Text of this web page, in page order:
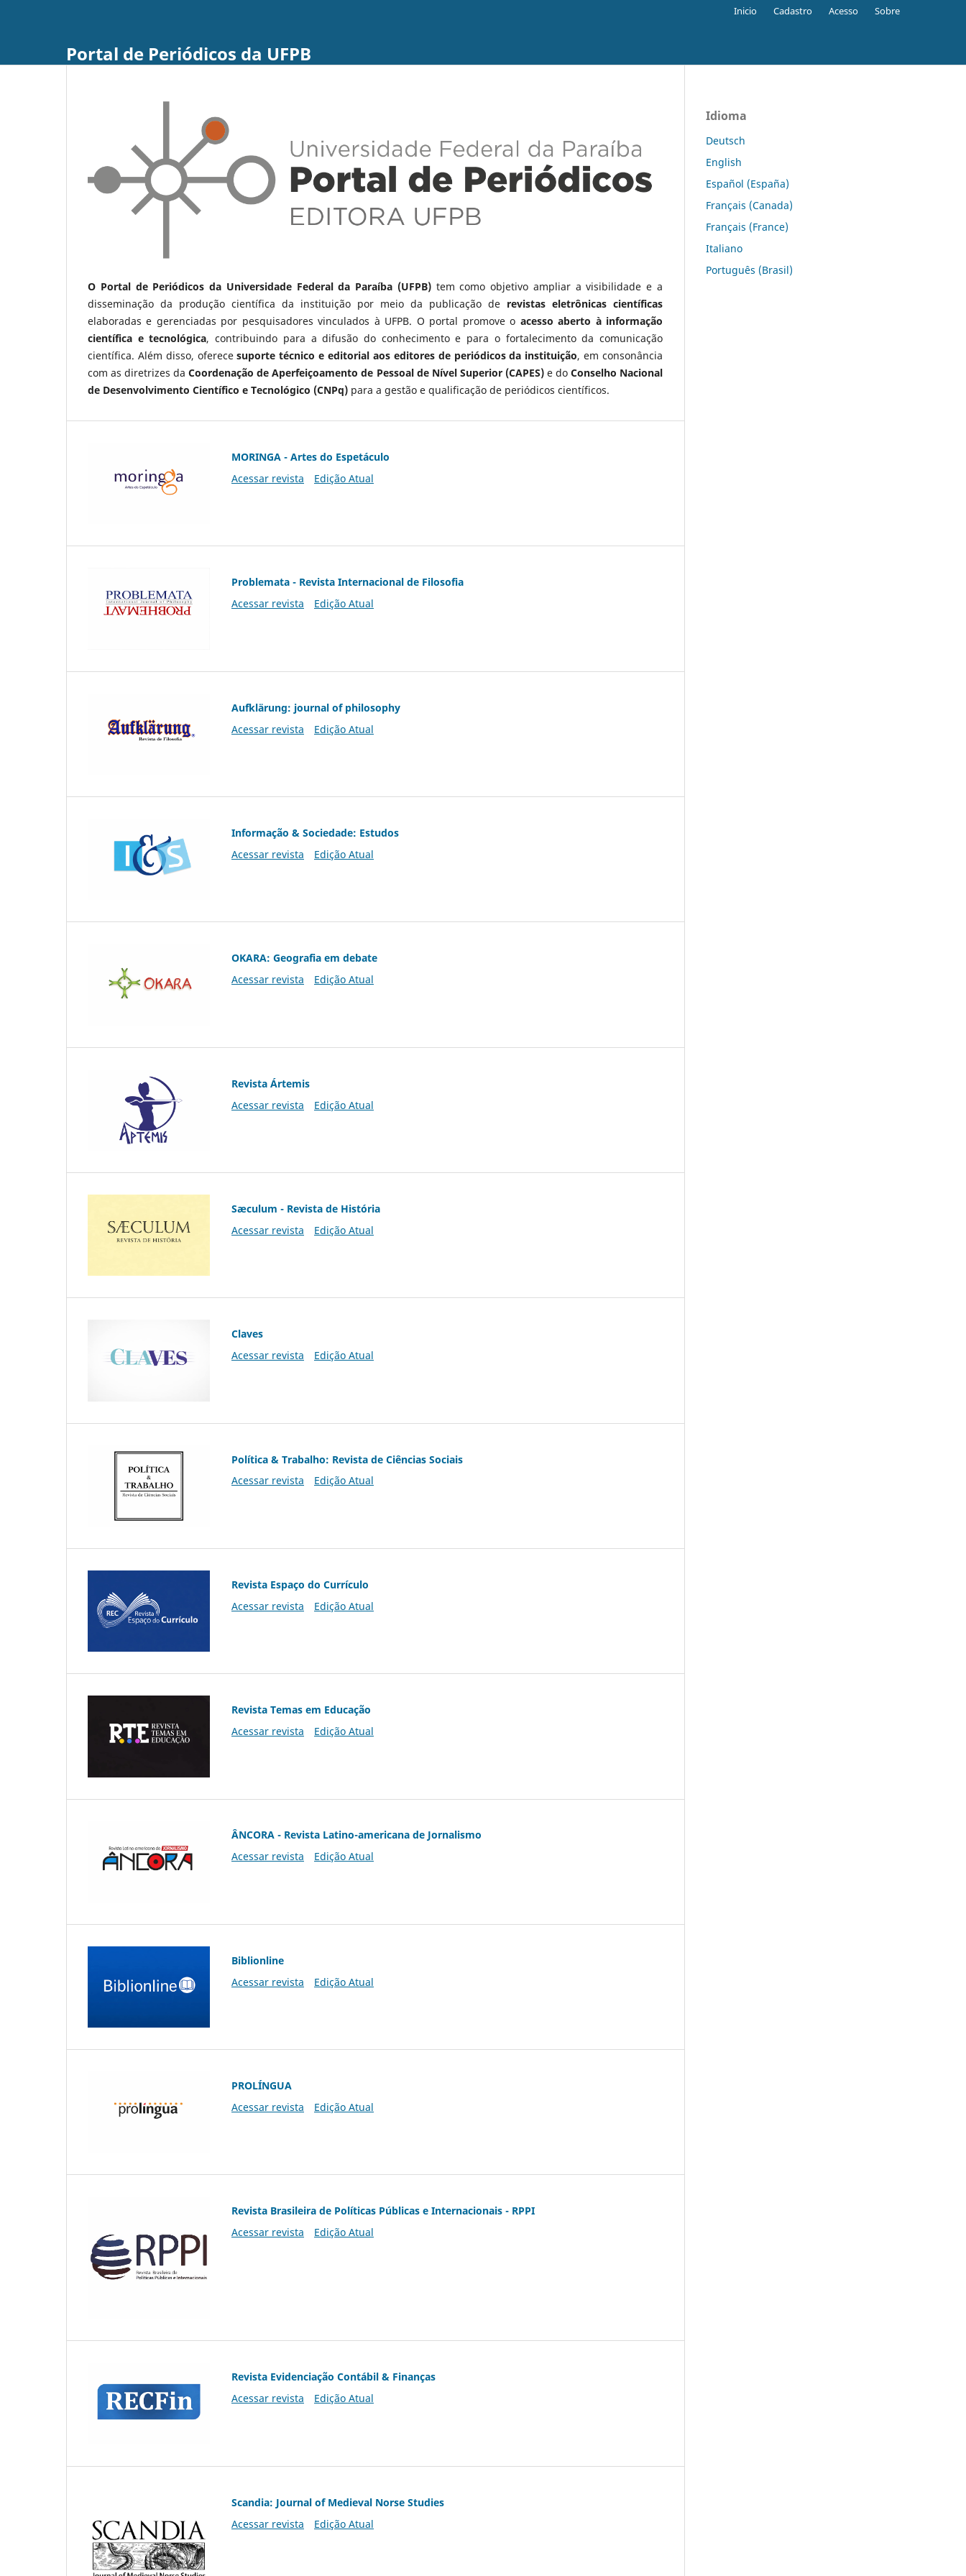
Portal de Periódicos da UFPB
Inicio Cadastro Acesso Sobre
O Portal de Periódicos da Universidade Federal da Paraíba (UFPB)tem como objetivo ampliar a visibilidade e a
disseminação da produção científica da instituição por meio da publicação de revistas eletrônicas científicas
elaboradas e gerenciadas por pesquisadores vinculados à UFPB. O portal promove o acesso aberto à informação
científica e tecnológica, contribuindo para a difusão do conhecimento e para o fortalecimento da comunicação
científica. Além disso, oferecesuporte técnico e editorial aos editores de periódicos da instituição, em consonância
com as diretrizes daCoordenação de Aperfeiçoamento de Pessoal de Nível Superior (CAPES)e do Conselho Nacional
de Desenvolvimento Científico e Tecnológico (CNPq) para a gestão e qualificação de periódicos científicos.
MORINGA - Artes do Espetáculo
Acessar revista
Edição Atual
Problemata - Revista Internacional de Filosofia
Acessar revista
Edição Atual
Aufklärung: journal of philosophy
Acessar revista
Edição Atual
Informação & Sociedade: Estudos
Acessar revista
Edição Atual
OKARA: Geografia em debate
Acessar revista
Edição Atual
Revista Ártemis
Acessar revista
Edição Atual
Sæculum - Revista de História
Acessar revista
Edição Atual
Claves
Acessar revista
Edição Atual
Política & Trabalho: Revista de Ciências Sociais
Acessar revista
Edição Atual
Revista Espaço do Currículo
Acessar revista
Edição Atual
Revista Temas em Educação
Acessar revista
Edição Atual
ÂNCORA - Revista Latino-americana de Jornalismo
Acessar revista
Edição Atual
Biblionline
Acessar revista
Edição Atual
PROLÍNGUA
Acessar revista
Edição Atual
Revista Brasileira de Políticas Públicas e Internacionais - RPPI
Acessar revista
Edição Atual
Revista Evidenciação Contábil & Finanças
Acessar revista
Edição Atual
Scandia: Journal of Medieval Norse Studies
Acessar revista
Edição Atual
Idioma
Deutsch
English
Español (España)
Français (Canada)
Français (France)
Italiano
Português (Brasil)